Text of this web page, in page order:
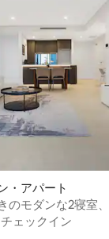
・アパート
のモダンな2寝室
チェックイン